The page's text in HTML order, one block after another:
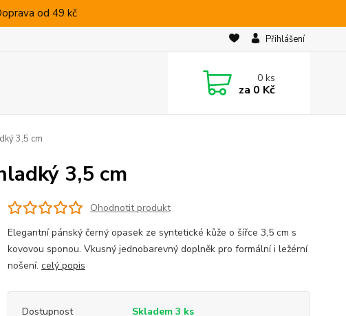
od 49 kč
Přihlášení
0ks
za 0 Kč
3,5 cm
3,5 cm
Ohodnotit produkt
Elegantní pánský černý opasek ze syntetické kůže o šířce 3,5 cm s
kovovou sponou. Vkusný jednobarevný doplněk pro formální i ležérní
nošení. celý popis
Dostupnost
Skladem 3 ks